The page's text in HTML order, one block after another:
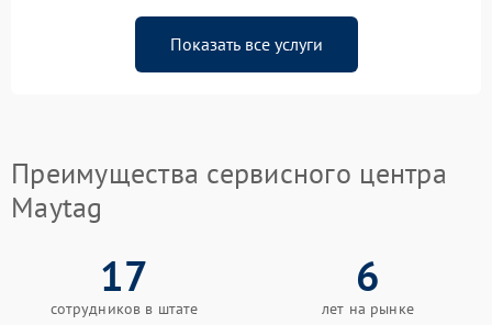
Показать все услуги
Преимущества сервисного центра
Maytag
17
сотрудников в штате
6
лет на рынке